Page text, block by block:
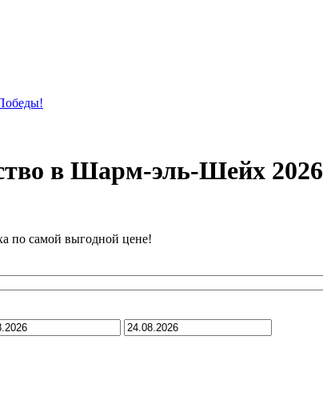
в Шарм-эль-Шейх 2026
по самой выгодной цене!